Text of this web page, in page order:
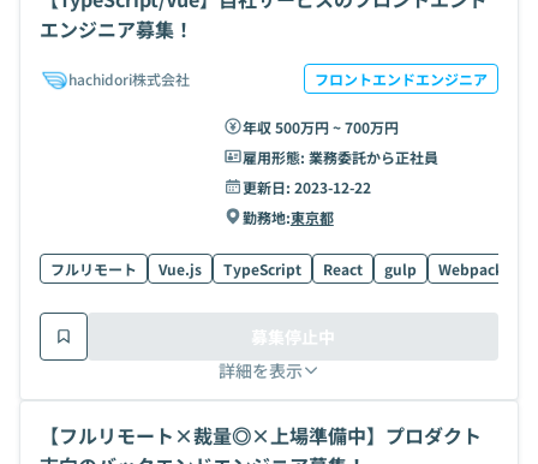
エンジニア募集！
hachidori株式会社 フロントエンドエンジニア
年収 500万円 ~ 700万円
雇用形態: 業務委託から正社員
更新日: 2023-12-22
勤務地:東京都
フルリモート Vue.js TypeScript React gulp Webpack
詳細を表示
募集停止中
【フルリモート×裁量◎×上場準備中】プロダクト